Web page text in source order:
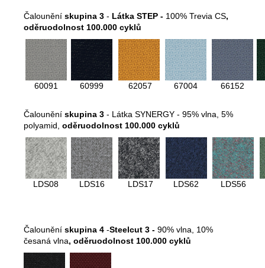
Čalounění skupina 3 - Látka STEP - 100% Trevia CS,
oděruodolnost 100.000 cyklů
60091 60999 62057 67004 66152
Čalounění skupina 3 - Látka SYNERGY - 95% vlna, 5%
polyamid, oděruodolnost 100.000 cyklů
LDS08 LDS16 LDS17 LDS62 LDS56
Čalounění skupina 4 -Steelcut 3 - 90% vlna, 10%
česaná vlna, oděruodolnost 100.000 cyklů